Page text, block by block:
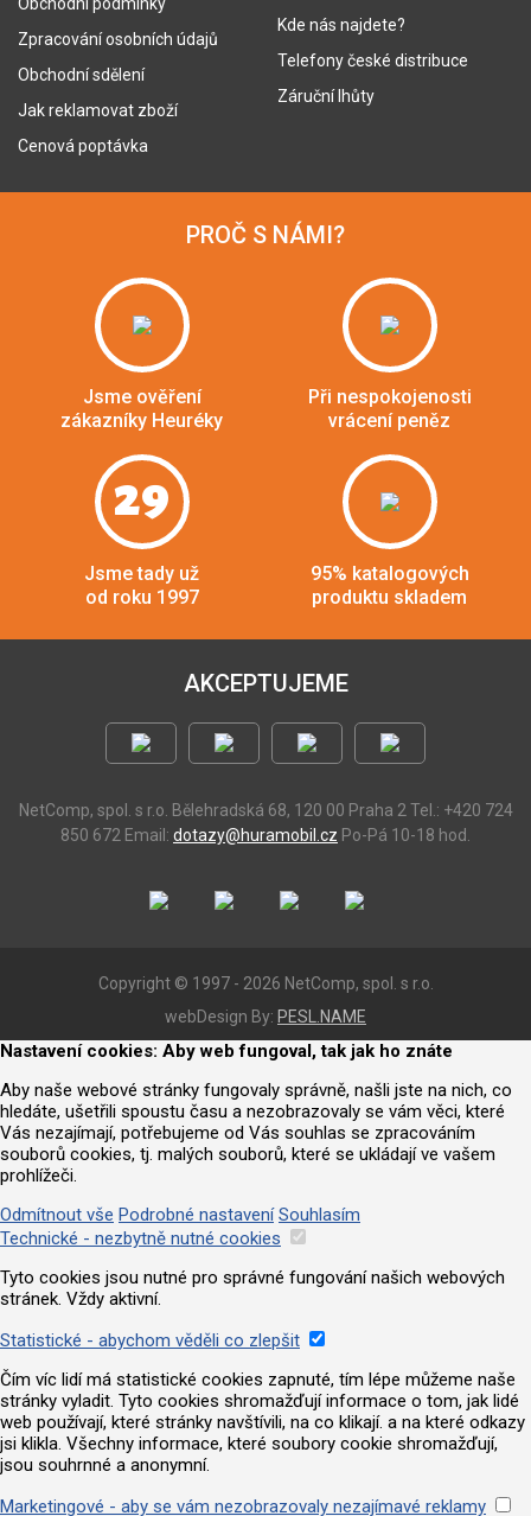
Zpracování osobních údajů
Obchodní sdělení
Jak reklamovat zboží
Cenová poptávka
Kde nás najdete?
Telefony české distribuce
Záruční lhůty
PROČ S NÁMI?
Jsme ověření
zákazníky Heuréky
Při nespokojenosti
vrácení peněz
29
Jsme tady už
od roku 1997
95% katalogových
produktu skladem
AKCEPTUJEME
NetComp, spol. s r.o. Bělehradská 68, 120 00 Praha 2 Tel.: +420 724
850 672 Email: dotazy@huramobil.cz Po-Pá 10-18 hod.
Copyright © 1997 - 2026 NetComp, spol. s r.o.
webDesign By: PESL.NAME
Nastavení cookies: Aby web fungoval, tak jak ho znáte
Aby naše webové stránky fungovaly správně, našli jste na nich, co
hledáte, ušetřili spoustu času a nezobrazovaly se vám věci, které
Vás nezajímají, potřebujeme od Vás souhlas se zpracováním
souborů cookies, tj. malých souborů, které se ukládají ve vašem
prohlížeči.
Odmítnout vše Podrobné nastavení Souhlasím
Technické - nezbytně nutné cookies
Tyto cookies jsou nutné pro správné fungování našich webových
stránek. Vždy aktivní.
Statistické - abychom věděli co zlepšit
Čím víc lidí má statistické cookies zapnuté, tím lépe můžeme naše
stránky vyladit. Tyto cookies shromažďují informace o tom, jak lidé
web používají, které stránky navštívili, na co klikají. a na které odkazy
jsi klikla. Všechny informace, které soubory cookie shromažďují,
jsou souhrnné a anonymní.
Marketingové - aby se vám nezobrazovaly nezajímavé reklamy